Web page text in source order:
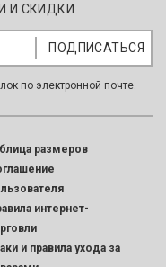
И СКИДКИ
по электронной почте.
размеров
интернет-
и правила ухода за